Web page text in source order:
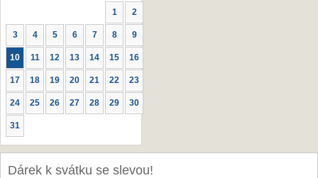
1 2
3 4 5 6 7 8 9
10 11 12 13 14 15 16
17 18 19 20 21 22 23
24 25 26 27 28 29 30
31
Dárek k svátku se slevou!